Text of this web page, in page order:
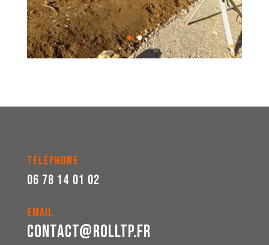
TÉLÉPHONE
06 78 14 01 02
EMAIL
contact@rolltp.fr